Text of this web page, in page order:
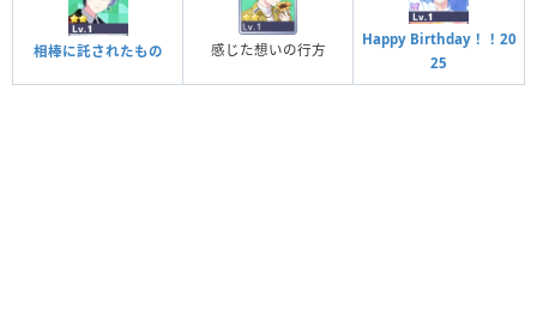
相棒に託されたもの 感じた想いの行方
Happy Birthday！！20
25